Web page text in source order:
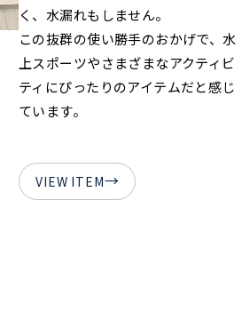
く、水漏れもしません。
この抜群の使い勝手のおかげで、水
上スポーツやさまざまなアクティビ
ティにぴったりのアイテムだと感じ
ています。
VIEW ITEM→